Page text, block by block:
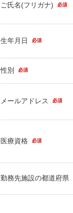
ご氏名(フリガナ) 必須
生年月日 必須
性別 必須
メールアドレス 必須
医療資格 必須
勤務先施設の都道府県